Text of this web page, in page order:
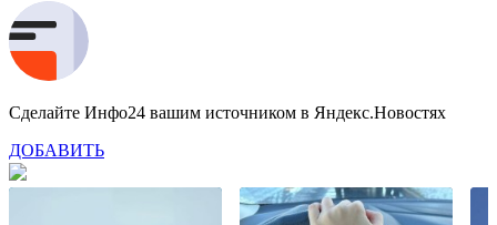
Сделайте Инфо24 вашим источником в Яндекс.Новостях
ДОБАВИТЬ